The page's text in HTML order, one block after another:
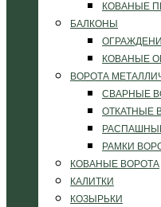
КОВАНЫЕ
БАЛКОНЫ
КОВАНЫЕ
ВОРОТА
СВАРНЫЕ
ОТКАТНЫЕ
РАМКИ
КОВАНЫЕ ВОРОТА
КАЛИТКИ
КОЗЫРЬКИ